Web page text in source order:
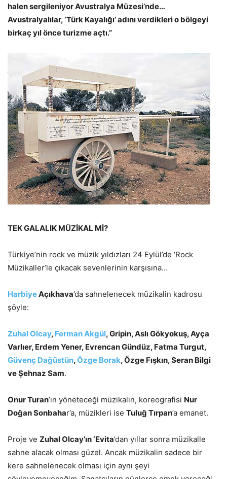
halen sergileniyor Avustralya Müzesi’nde…
Avustralyalılar, ‘Türk Kayalığı’ adını verdikleri o bölgeyi
birkaç yıl önce turizme açtı.”
TEK GALALIK MÜZİKAL Mİ?
Türkiye’nin rock ve müzik yıldızları 24 Eylül’de ‘Rock
Müzikaller’le çıkacak sevenlerinin karşısına…
HarbiyeAçıkhava’da sahnelenecek müzikalin kadrosu
şöyle:
Zuhal Olcay, Ferman Akgül, Gripin, Aslı Gökyokuş, Ayça
Varlıer, Erdem Yener, Evrencan Gündüz, Fatma Turgut,
Güvenç Dağüstün,Özge Borak, Özge Fışkın, Seran Bilgi
ve Şehnaz Sam.
Onur Turan’ın yöneteceği müzikalin, koreografisi Nur
Doğan Sonbahar’a, müzikleri ise Tuluğ Tırpan’a emanet.
Proje ve Zuhal Olcay’ın ‘Evita’dan yıllar sonra müzikalle
sahne alacak olması güzel. Ancak müzikalin sadece bir
kere sahnelenecek olması için aynı şeyi